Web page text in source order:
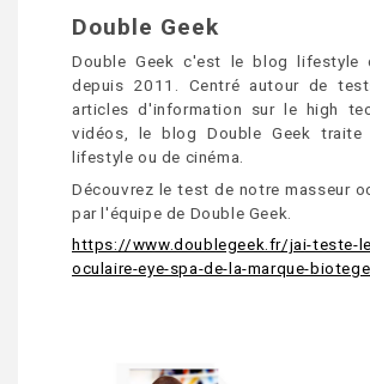
Double Geek
Double Geek c'est le blog lifestyle
depuis 2011. Centré autour de
articles d'information sur le high
vidéos, le blog Double Geek traite
lifestyle ou de cinéma.
Découvrez le test de notre masseur
par l'équipe de Double Geek.
https://www.doublegeek.fr/jai-teste-
oculaire-eye-spa-de-la-marque-